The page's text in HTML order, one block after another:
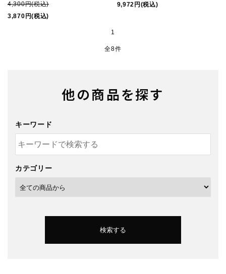
4,300円(税込)
3,870円(税込)
9,972円(税込)
1
全8件
他の商品を探す
キーワード
カテゴリー
検索する